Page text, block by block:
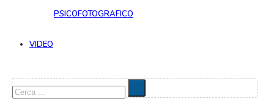
PSICOFOTOGRAFICO
VIDEO
Cerca